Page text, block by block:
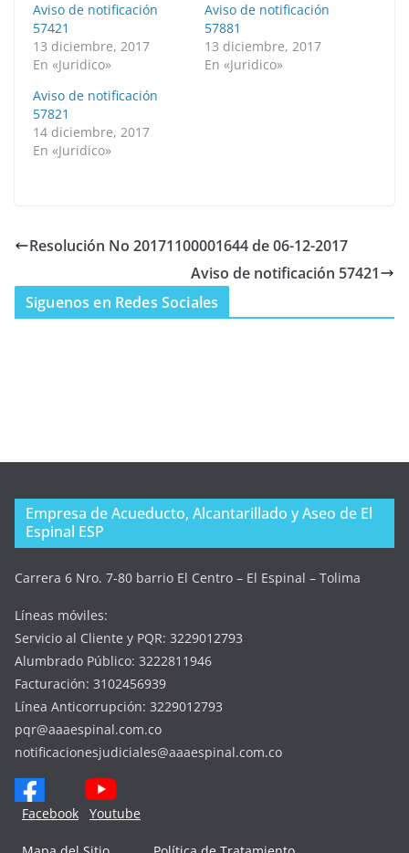
Aviso de notificación
57421
13 diciembre, 2017
En «Juridico»
Aviso de notificación
57881
13 diciembre, 2017
En «Juridico»
Aviso de notificación
57821
14 diciembre, 2017
En «Juridico»
Resolución No 20171100001644 de 06-12-2017
Aviso de notificación 57421
Siguenos en Redes Sociales
Empresa de Acueducto, Alcantarillado y Aseo de El
Espinal ESP
Carrera 6 Nro. 7-80 barrio El Centro – El Espinal – Tolima
Líneas móviles:
Servicio al Cliente y PQR: 3229012793
Alumbrado Público: 3222811946
Facturación: 3102456939
Línea Anticorrupción: 3229012793
pqr@aaaespinal.com.co
notificacionesjudiciales@aaaespinal.com.co
Facebook Youtube